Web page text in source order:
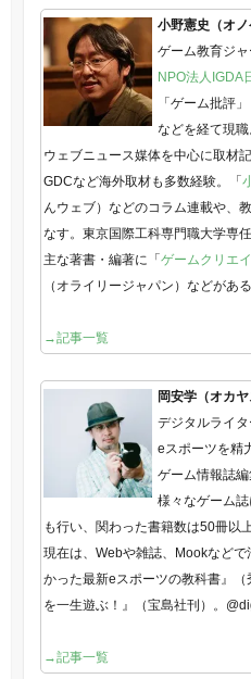
小野憲史（オノ
ゲーム教育ジャ
NPO法人IGDA
「ゲーム批評
などを経て現職
ウェブニュース媒体を中心に取材
GDCなど海外取材も多数経験。「
んウェブ）などのコラム連載や、
なす。東京国際工科専門職大学専任
主な著書・編著に「ゲームクリエ
（オライリージャパン）などがある
→記事一覧
岡安学（オカヤ
デジタルライタ
eスポーツを精
ゲーム情報誌編
様々なゲーム
も行い、関わった書籍数は50冊以上
現在は、Webや雑誌、Mookなど
かった最新eスポーツの教科書』
を一生遊ぶ！』（宝島社刊）。
→記事一覧